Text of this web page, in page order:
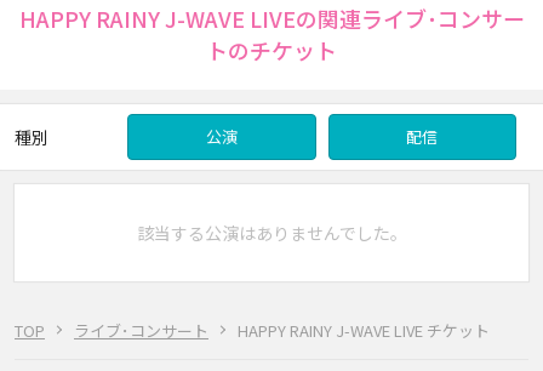
TOP ライブ･コンサート HAPPY RAINY J-WAVE LIVE チケット
HAPPY RAINY J-WAVE LIVEの関連ライブ･コンサー
トのチケット
種別 公演 配信
該当する公演はありませんでした。